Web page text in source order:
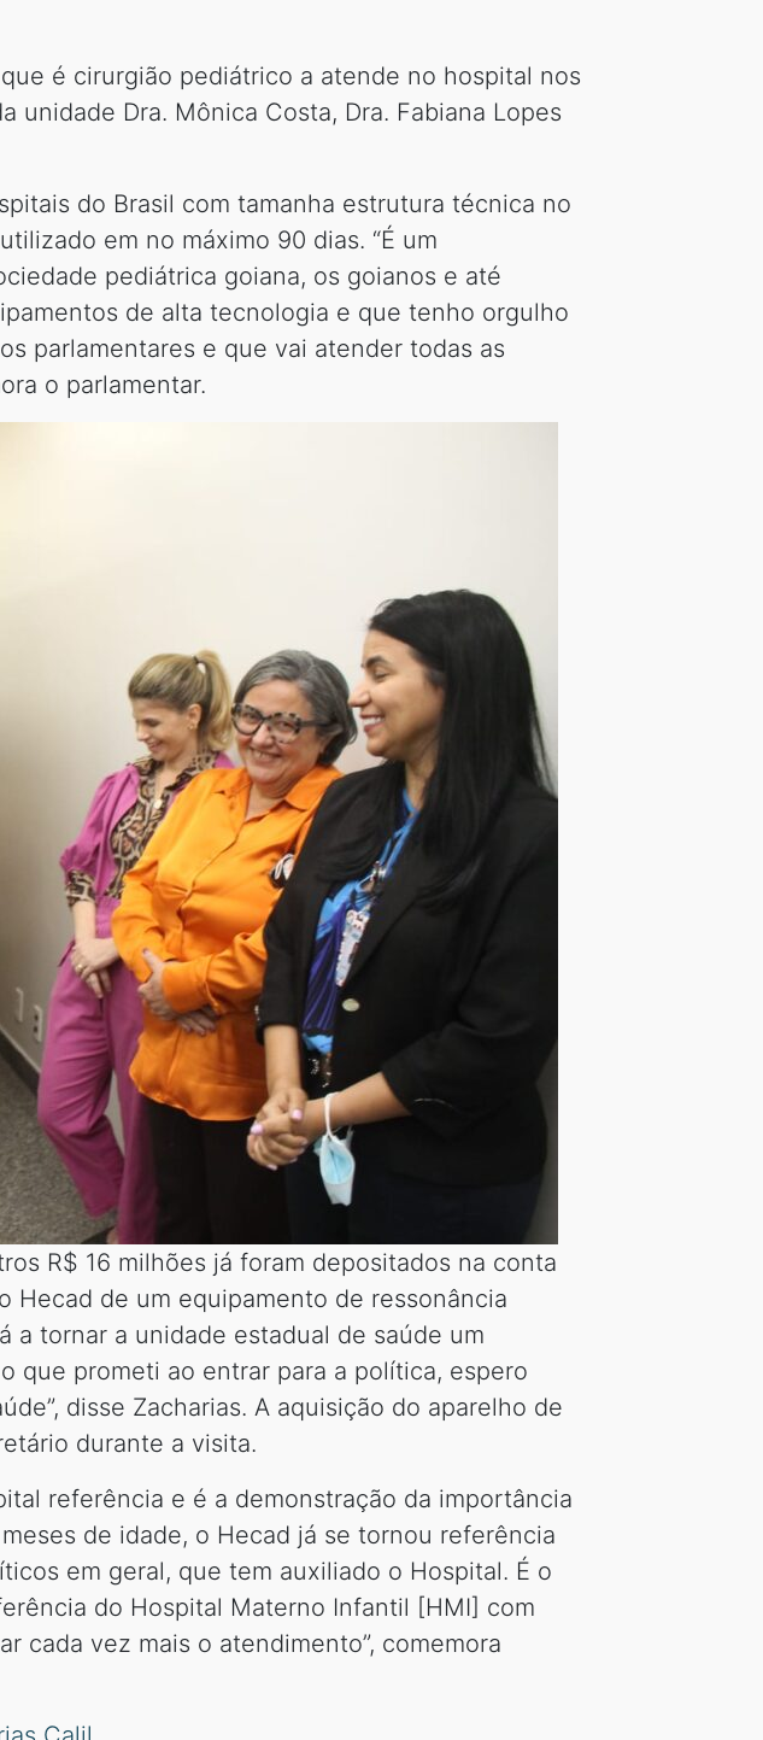
é cirurgião pediátrico a atende no hospital nos
unidade Dra. Mônica Costa, Dra. Fabiana Lopes
do Brasil com tamanha estrutura técnica no
em no máximo 90 dias. “É um
pediátrica goiana, os goianos e até
de alta tecnologia e que tenho orgulho
parlamentares e que vai atender todas as
o parlamentar.
R$ 16 milhões já foram depositados na conta
Hecad de um equipamento de ressonância
a tornar a unidade estadual de saúde um
que prometi ao entrar para a política, espero
disse Zacharias. A aquisição do aparelho de
durante a visita.
referência e é a demonstração da importância
de idade, o Hecad já se tornou referência
em geral, que tem auxiliado o Hospital. É o
do Hospital Materno Infantil [HMI] com
cada vez mais o atendimento”, comemora